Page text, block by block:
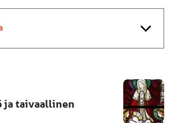
ja taivaallinen